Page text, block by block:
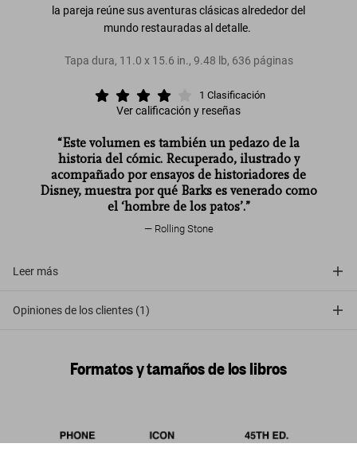
la pareja reúne susaventuras clásicas alrededor del
mundo restauradas al detalle.
Tapa dura, 11.0 x 15.6 in., 9.48 lb, 636 páginas
1 Clasificación
Ver calificación y reseñas
“Este volumen es también un pedazo de la
historia del cómic. Recuperado, ilustrado y
acompañado por ensayos de historiadores de
Disney, muestra por qué Barks es venerado como
el ‘hombre de los patos’.”
Rolling Stone
Leer más
Opiniones de los clientes (1)
Formatos y tamaños de los libros